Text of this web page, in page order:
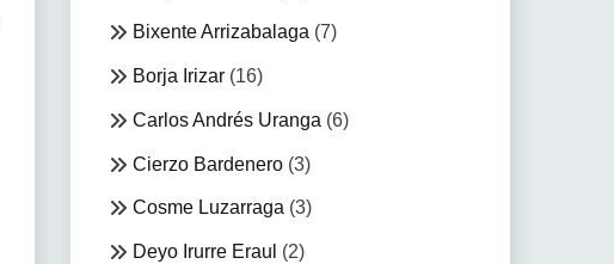
Bixente Arrizabalaga (7)
Borja Irizar(16)
Carlos Andrés Uranga (6)
Cierzo Bardenero(3)
Cosme Luzarraga (3)
Deyo Irurre Eraul (2)